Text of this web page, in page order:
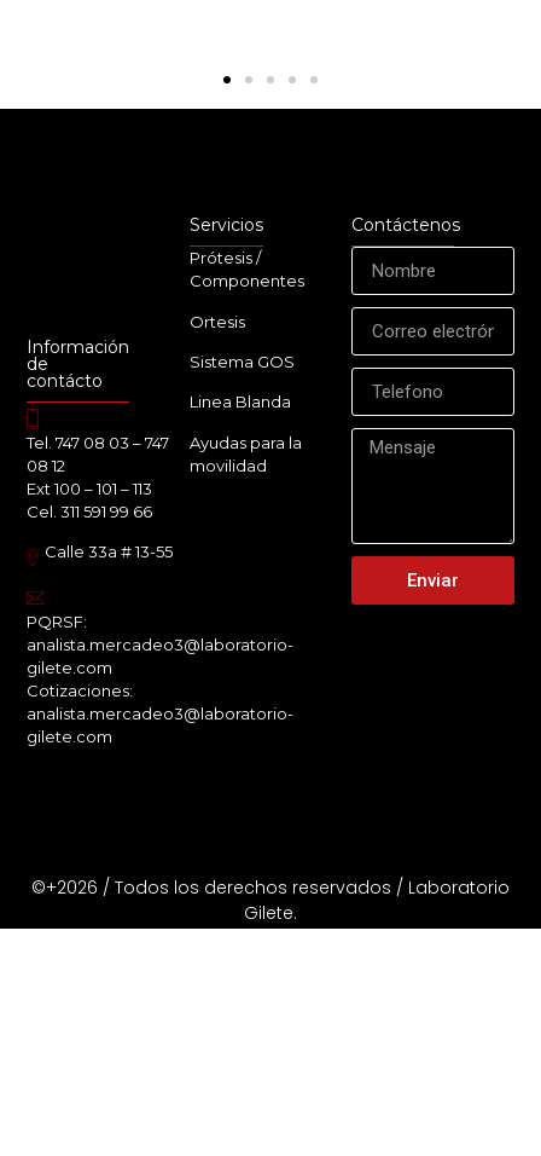
Información
de
contácto
Tel. 747 08 03 – 747
08 12
Ext 100 – 101 – 113
Cel. 311 591 99 66
Calle 33a # 13-55
PQRSF:
analista.mercadeo3@laboratorio-
gilete.com
Cotizaciones:
analista.mercadeo3@laboratorio-
gilete.com
Servicios
Prótesis /
Componentes
Ortesis
Sistema GOS
Linea Blanda
Ayudas para la
movilidad
Contáctenos
Enviar
©+2026 / Todos los derechos reservados / Laboratorio
Gilete.